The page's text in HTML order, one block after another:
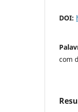
DOI:
com